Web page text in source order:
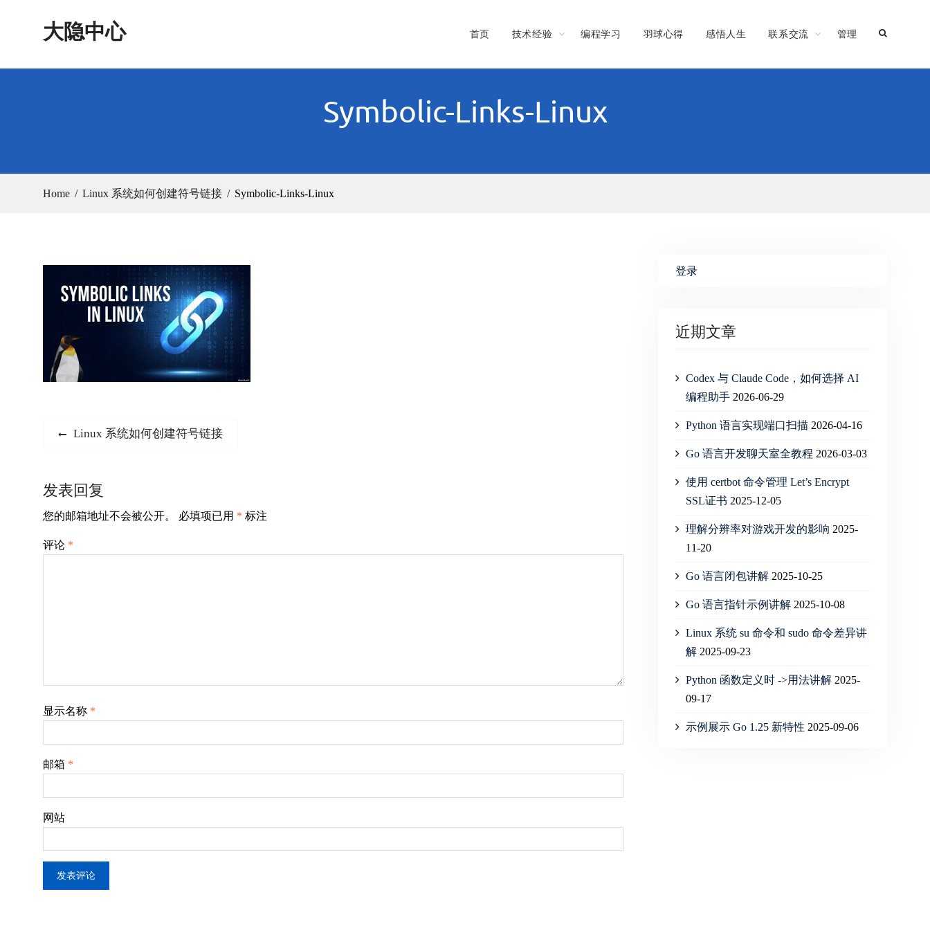
大隐中心 首页 技术经验 编程学习 羽球心得 感悟人生 联系交流 管理
Symbolic-Links-Linux
Home Linux 系统如何创建符号链接 Symbolic-Links-Linux
文
导
航
Previous
Linux 系统如何创建符号链接
发表回复
您的邮箱地址不会被公开。 必填项已用 * 标注
评论 *
显示名称 *
邮箱 *
网站
登录
近期文章
Codex 与 Claude Code，如何选择 AI
编程助手 2026-06-29
Python 语言实现端口扫描 2026-04-16
Go 语言开发聊天室全教程 2026-03-03
使用 certbot 命令管理 Let’s Encrypt
SSL证书 2025-12-05
理解分辨率对游戏开发的影响 2025-
11-20
Go 语言闭包讲解 2025-10-25
Go 语言指针示例讲解 2025-10-08
Linux 系统 su 命令和 sudo 命令差异讲
解 2025-09-23
Python 函数定义时 ->用法讲解 2025-
09-17
示例展示 Go 1.25 新特性 2025-09-06